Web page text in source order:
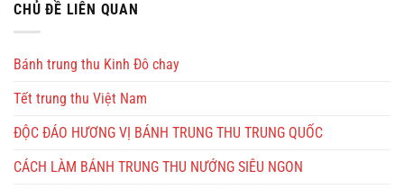
CHỦ ĐỀ LIÊN QUAN
Bánh trung thu Kinh Đô chay
Tết trung thu Việt Nam
ĐỘC ĐÁO HƯƠNG VỊ BÁNH TRUNG THU TRUNG QUỐC
CÁCH LÀM BÁNH TRUNG THU NƯỚNG SIÊU NGON